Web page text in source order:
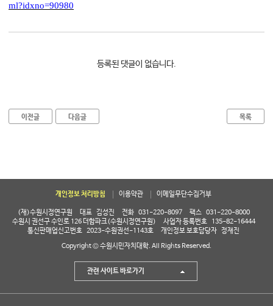
ml?idxno=90980
등록된 댓글이 없습니다.
이전글 다음글 목록
개인정보 처리방침 이용약관 이메일무단수집거부
(재)수원시정연구원 대표 김성진 전화 031-220-8097 팩스
031-220-8000
수원시 권선구 수인로 126 더함파크(수원시정연구원)
사업자 등록번호
135-82-16444
통신판매업신고번호 2023-수원권선-1143호 개인정보 보호담당자 정재진
Copyright © 수원시민자치대학. All Rights Reserved.
관련 사이트 바로가기